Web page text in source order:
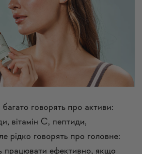
багато говорять про активи:
вітамін C, пептиди,
рідко говорять про головне:
працювати ефективно, якщо